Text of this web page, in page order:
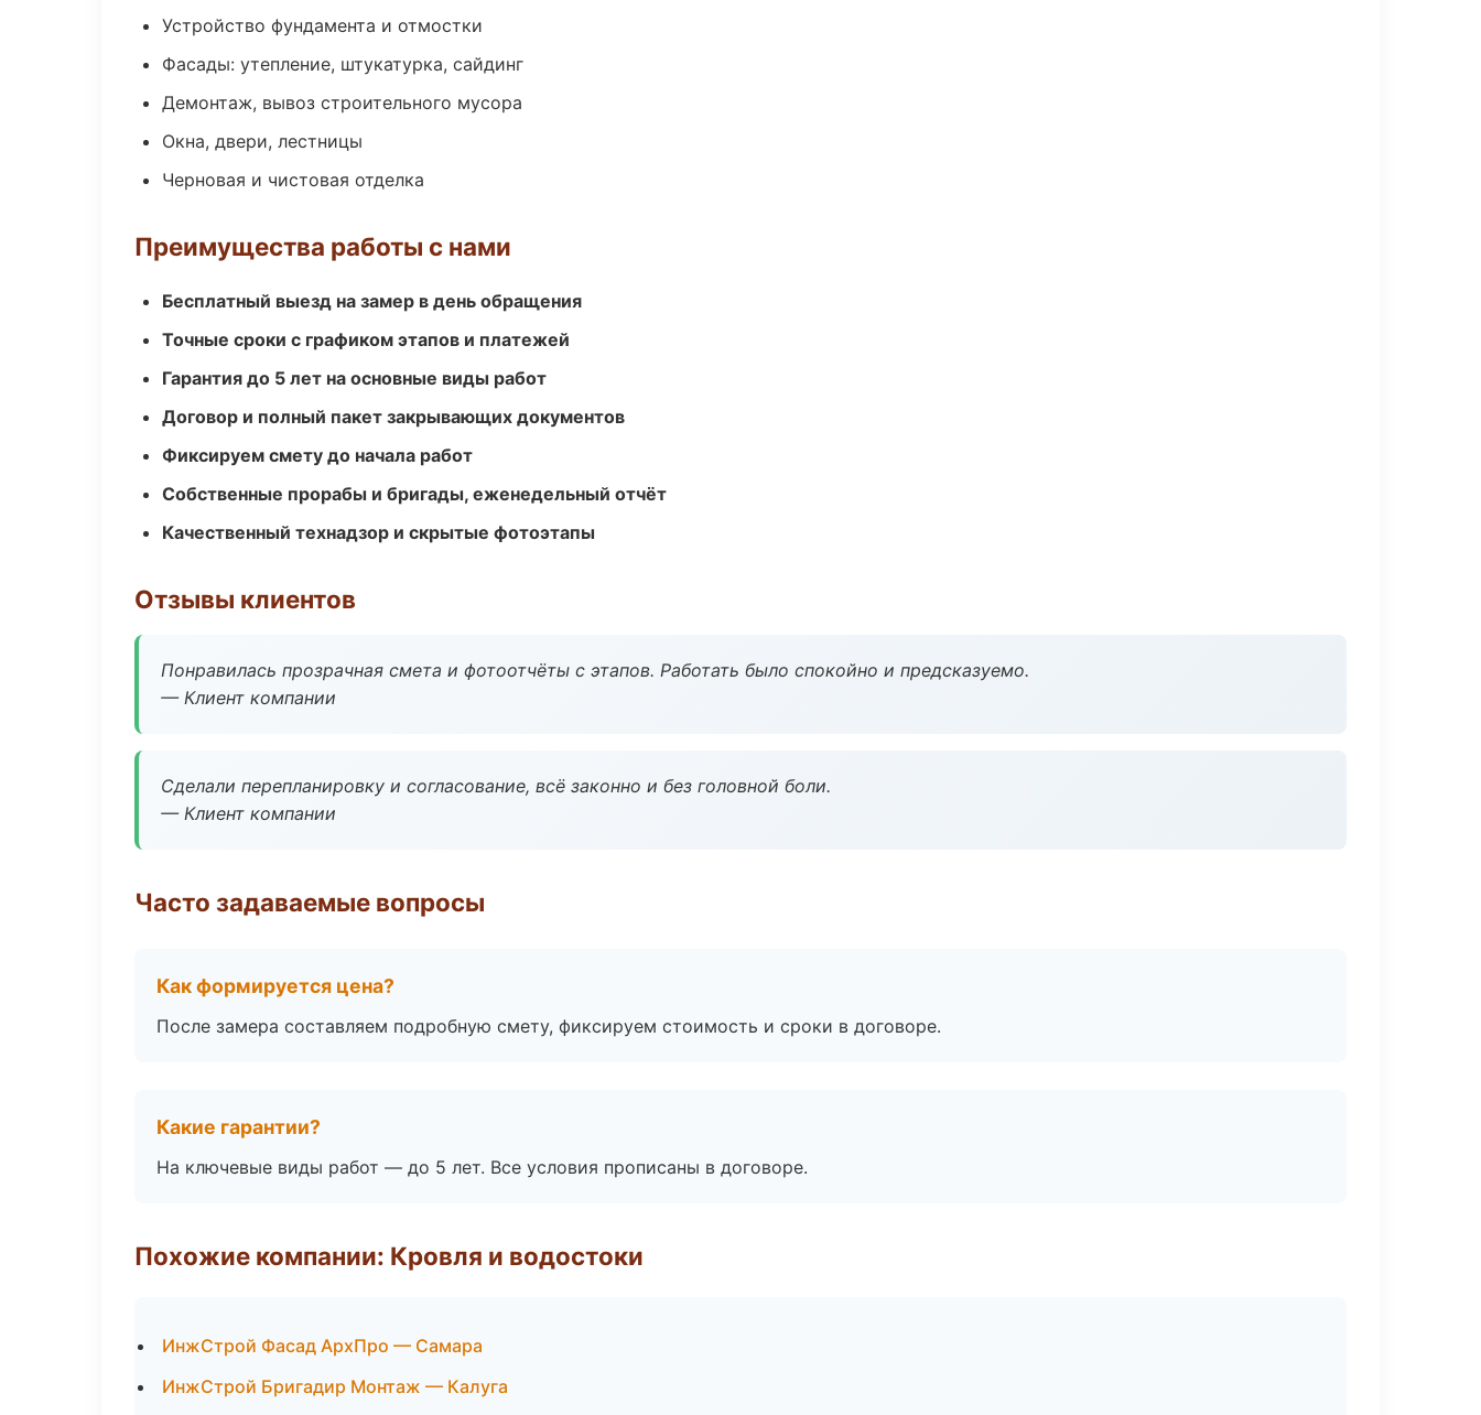
Устройство фундамента и отмостки
Фасады: утепление, штукатурка, сайдинг
Демонтаж, вывоз строительного мусора
Окна, двери, лестницы
Черновая и чистовая отделка
Преимущества работы с нами
Бесплатный выезд на замер в день обращения
Точные сроки с графиком этапов и платежей
Гарантия до 5 лет на основные виды работ
Договор и полный пакет закрывающих документов
Фиксируем смету до начала работ
Собственные прорабы и бригады, еженедельный отчёт
Качественный технадзор и скрытые фотоэтапы
Отзывы клиентов
Понравилась прозрачная смета и фотоотчёты с этапов. Работать было спокойно и предсказуемо.
— Клиент компании
Сделали перепланировку и согласование, всё законно и без головной боли.
— Клиент компании
Часто задаваемые вопросы
Как формируется цена?
После замера составляем подробную смету, фиксируем стоимость и сроки в договоре.
Какие гарантии?
На ключевые виды работ — до 5 лет. Все условия прописаны в договоре.
Похожие компании: Кровля и водостоки
ИнжСтрой Фасад АрхПро — Самара
ИнжСтрой Бригадир Монтаж — Калуга